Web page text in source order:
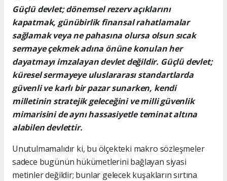
Güçlü devlet; dönemsel rezerv açıklarını
kapatmak, günübirlik finansal rahatlamalar
sağlamak veya ne pahasına olursa olsun sıcak
sermaye çekmek adına önüne konulan her
dayatmayı imzalayan devlet değildir. Güçlü devlet;
küresel sermayeye uluslararası standartlarda
güvenli ve karlı bir pazar sunarken, kendi
milletinin stratejik geleceğini ve milli güvenlik
mimarisini de aynı hassasiyetle teminat altına
alabilen devlettir.
Unutulmamalıdır ki, bu ölçekteki makro sözleşmeler
sadece bugünün hükümetlerini bağlayan siyasi
metinler değildir; bunlar gelecek kuşakların sırtına